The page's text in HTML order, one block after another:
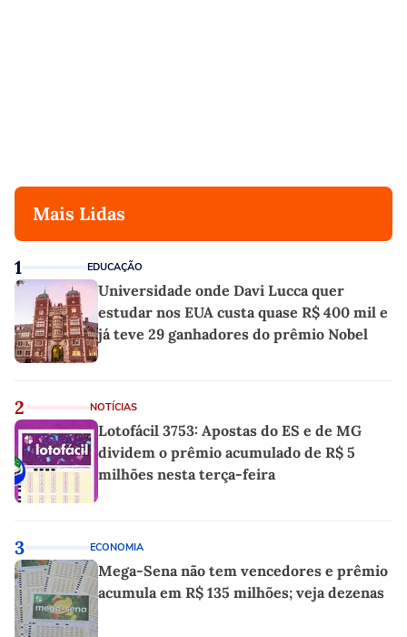
Mais Lidas
1 EDUCAÇÃO
Universidade onde Davi Lucca quer
estudar nos EUA custa quase R$ 400 mil e
já teve 29 ganhadores do prêmio Nobel
2 NOTÍCIAS
Lotofácil 3753: Apostas do ES e de MG
dividem o prêmio acumulado de R$ 5
milhões nesta terça-feira
3 ECONOMIA
Mega-Sena não tem vencedores e prêmio
acumula em R$ 135 milhões; veja dezenas